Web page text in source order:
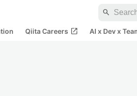
search
Qiita Careers open_in_new AI x Dev x